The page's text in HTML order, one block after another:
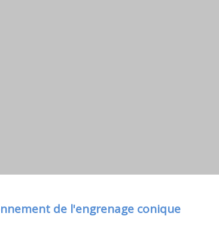
de l'engrenage conique